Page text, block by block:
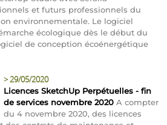
et futurs professionnels du
environnementale. Le logiciel
écologique dès le début du
de conception écoénergétique
>29/05/2020
Licences SketchUp Perpétuelles - fin
de services novembre 2020 A compter
du 4 novembre 2020, des licences